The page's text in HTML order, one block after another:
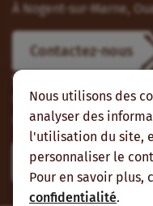
Nous utilisons des
analyser des
l'utilisation du site,
personnaliser le
Pour en savoir plus,
confidentialité.
À Nogent-sur-Marne,
Contactez-nous
Suivez-nous
Vous pouvez aussi
suivre sur les réseaux